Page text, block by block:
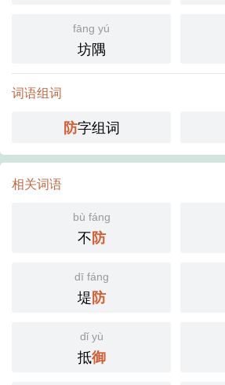
fāng yú
坊隅
词语组词
防字组词
相关词语
bù fáng
不防
dī fáng
堤防
dǐ yù
抵御